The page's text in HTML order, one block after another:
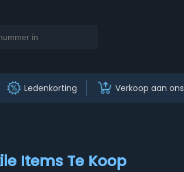
Ledenkorting Verkoop aan ons
Items Te Koop